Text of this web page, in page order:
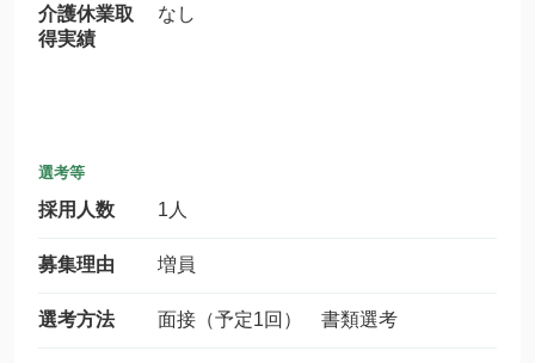
介護休業取
得実績
なし
選考等
採用人数 1人
募集理由 増員
選考方法 面接（予定1回） 書類選考